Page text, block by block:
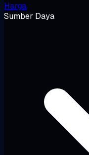
Harga
Sumber Daya